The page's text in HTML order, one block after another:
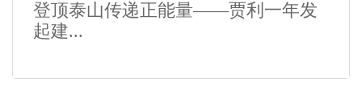
登顶泰山传递正能量——贾利一年发
起建...